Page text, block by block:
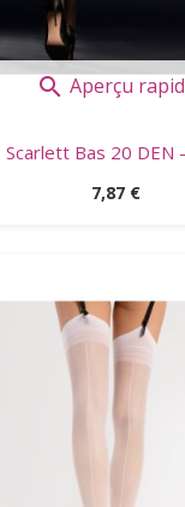
 Aperçu
Scarlett Bas 20 DEN
Prix
7,87 €